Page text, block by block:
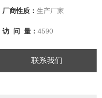
厂商性质： 生产厂家
访 问 量： 4590
联系我们